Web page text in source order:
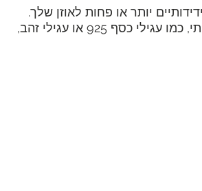
יותר או פחות לאוזן שלך.
ממליצות לך לדאוג שהתכשיטים שלך יהיו עשויים חומר איכותי, כמו עגילי כסף 925 או עגילי זהב,